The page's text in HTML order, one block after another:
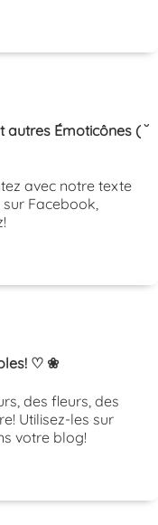
Émoticônes ( ˘
avec notre texte
Facebook,
♡ ❀
des fleurs, des
Utilisez-les sur
votre blog!